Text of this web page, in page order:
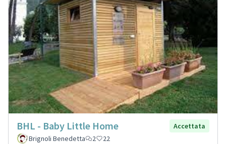
BHL - Baby Little Home
Accettata
Brignoli Benedetta
2 22